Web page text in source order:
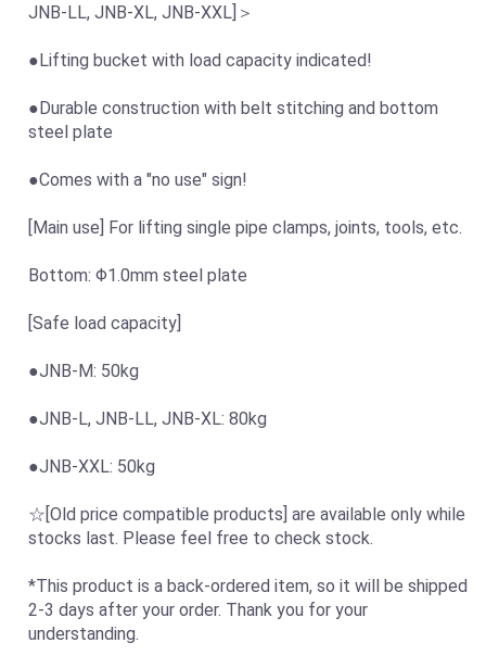
JNB-LL, JNB-XL, JNB-XXL]＞
●Lifting bucket with load capacity indicated!
●Durable construction with belt stitching and bottom
steel plate
●Comes with a "no use" sign!
[Main use] For lifting single pipe clamps, joints, tools, etc.
Bottom: Φ1.0mm steel plate
[Safe load capacity]
●JNB-M: 50kg
●JNB-L, JNB-LL, JNB-XL: 80kg
●JNB-XXL: 50kg
☆[Old price compatible products] are available only while
stocks last. Please feel free to check stock.
*This product is a back-ordered item, so it will be shipped
2-3 days after your order. Thank you for your
understanding.